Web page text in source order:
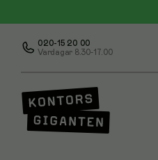
020-15 20 00
Vardagar 8.30-17.00